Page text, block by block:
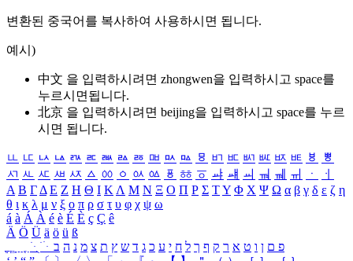
변환된 중국어를 복사하여 사용하시면 됩니다.
예시)
中文 을 입력하시려면 zhongwen을 입력하시고 space를
누르시면됩니다.
北京 을 입력하시려면 beijing을 입력하시고 space를 누르
시면 됩니다.
ㅥ ㅦ ㅧ ㅨ ㅩ ㅪ ㅫ ㅬ ㅭ ㅮ ㅯ ㅰ ㅱ ㅲ ㅳ ㅴ ㅵ ㅶ ㅷ ㅸ
ㅹ
ㅺ ㅻ ㅼ ㅽ ㅾ ㅿ ㆀ ㆁ ㆂ ㆃ ㆄ ㆅ ㆆ ㆇ ㆈ ㆉ ㆊ ㆋ ㆌ ㆍ
ㆎ
Α Β ΓΔ Ε Ζ Η Θ Ι ΚΛ Μ Ν Ξ Ο Π Ρ Σ ΤΥ Φ Χ Ψ Ω α β γ δ ε ζ η
θ ι κ λ μ ν ξ ο π ρ σ τ υ φ χ ψ ω
á à Á À é è É È ç Ç ê
Ä Ö Ü ä ö ü ß
ִֶֹ ֻּ ׁׂ פ ם ן ו ט א ר ק ף ך ל ח י ע כ ג ד ש ץ ת צ מ נ ה ב